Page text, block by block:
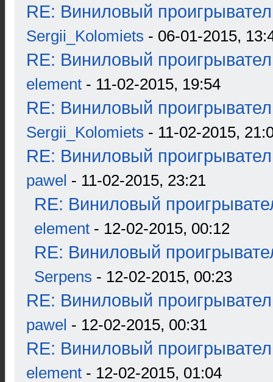
RE: Виниловый
Sergii_Kolomiets - 06-01-2015,
RE: Виниловый
element - 11-02-2015, 19:54
RE: Виниловый
Sergii_Kolomiets - 11-02-2015,
RE: Виниловый
pawel - 11-02-2015, 23:21
RE: Виниловый
element - 12-02-2015, 00:12
RE: Виниловый
Serpens - 12-02-2015, 00:23
RE: Виниловый
pawel - 12-02-2015, 00:31
RE: Виниловый
element - 12-02-2015, 01:04